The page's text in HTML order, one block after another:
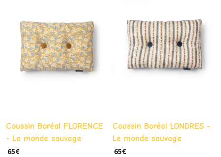
Coussin Boréal FLORENCE
- Le monde sauvage
65€
Coussin Boréal LONDRES -
Le monde sauvage
65€